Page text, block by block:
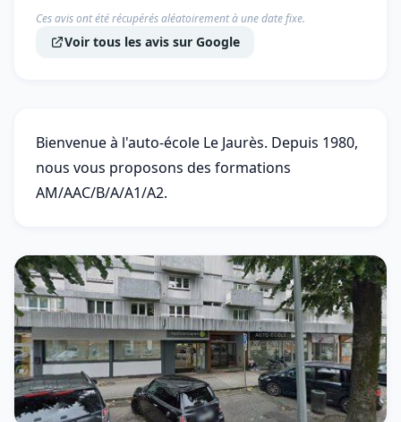
Ces avis ont été récupérés aléatoirement à une date fixe.
Voir tous les avis sur Google
Bienvenue à l'auto-école Le Jaurès. Depuis 1980,
nous vous proposons des formations
AM/AAC/B/A/A1/A2.